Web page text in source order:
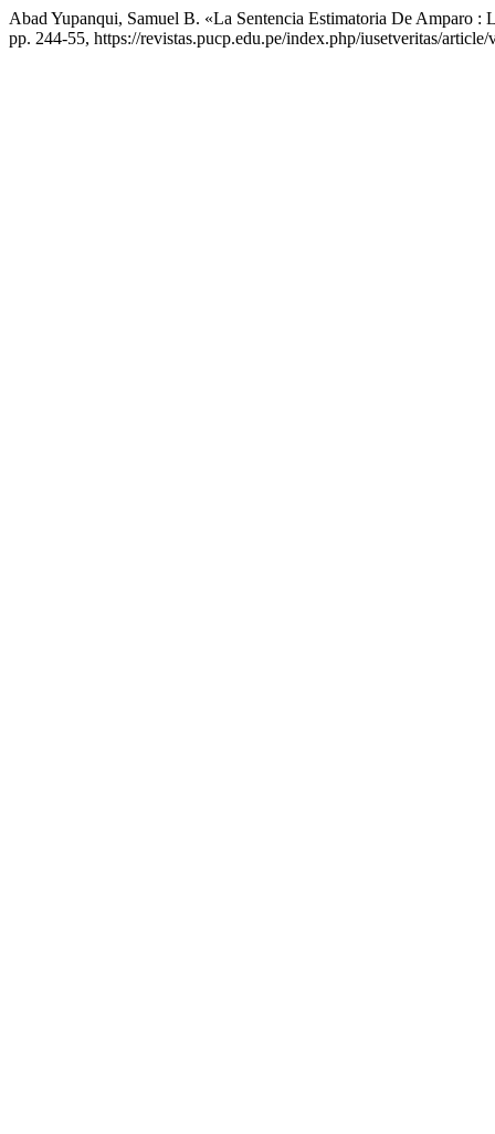
Abad Yupanqui, Samuel B. «La Sentencia Estimatoria De Amparo
pp. 244-55, https://revistas.pucp.edu.pe/index.php/iusetveritas/